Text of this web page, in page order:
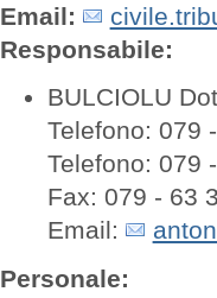
Email:
Responsabile:
BULCIOLU
Telefono: 079
Telefono: 079
Fax: 079 - 63
Email:
Personale: